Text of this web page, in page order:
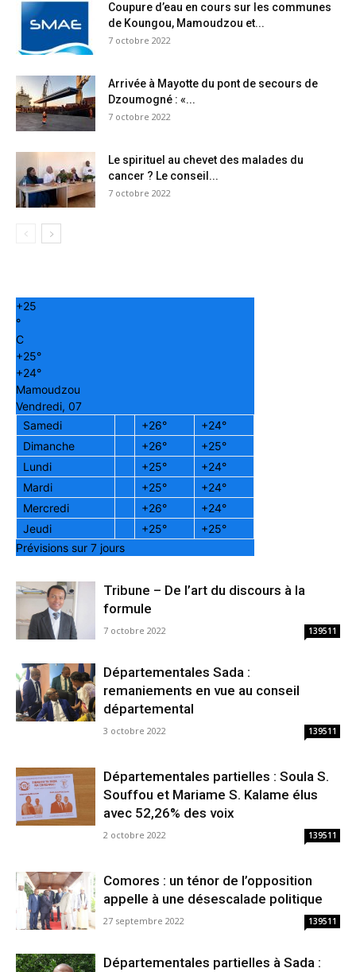
Coupure d’eau en cours sur les communes
de Koungou, Mamoudzou et...
7 octobre 2022
Arrivée à Mayotte du pont de secours de
Dzoumogné : «...
7 octobre 2022
Le spirituel au chevet des malades du
cancer ? Le conseil...
7 octobre 2022
+25
°
C
+25°
+24°
Mamoudzou
Vendredi, 07
Samedi
+26° +24°
Dimanche
+26° +25°
Lundi
+25° +24°
Mardi
+25° +24°
Mercredi
+26° +24°
Jeudi
+25° +25°
Prévisions sur 7 jours
Tribune – De l’art du discours à la
formule
7 octobre 2022 139511
Départementales Sada :
remaniements en vue au conseil
départemental
3 octobre 2022 139511
Départementales partielles : Soula S.
Souffou et Mariame S. Kalame élus
avec 52,26% des voix
2 octobre 2022 139511
Comores : un ténor de l’opposition
appelle à une désescalade politique
27 septembre 2022 139511
Départementales partielles à Sada :